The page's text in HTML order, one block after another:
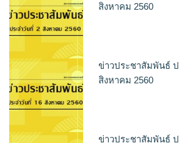
สิงหาคม 2560
ข่าวประชาสัมพันธ์
สิงหาคม 2560
ข่าวประชาสัมพันธ์